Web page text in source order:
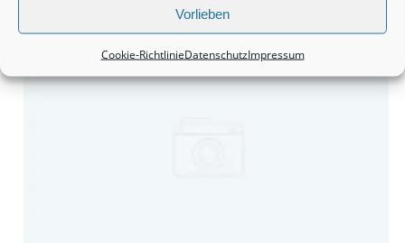
Vorlieben
Cookie-RichtlinieDatenschutzImpressum